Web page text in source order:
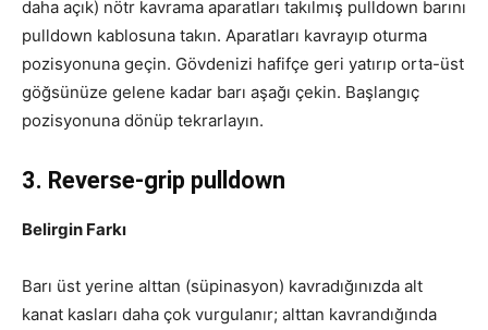
daha açık) nötr kavrama aparatları takılmış pulldown barını
pulldown kablosuna takın. Aparatları kavrayıp oturma
pozisyonuna geçin. Gövdenizi hafifçe geri yatırıp orta-üst
göğsünüze gelene kadar barı aşağı çekin. Başlangıç
pozisyonuna dönüp tekrarlayın.
3. Reverse-grip pulldown
Belirgin Farkı
Barı üst yerine alttan (süpinasyon) kavradığınızda alt
kanat kasları daha çok vurgulanır; alttan kavrandığında